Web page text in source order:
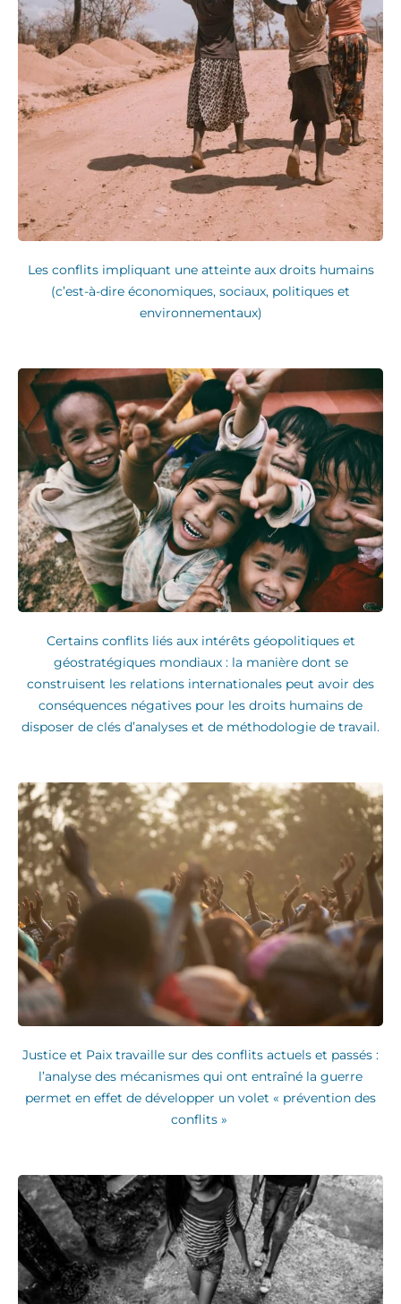
Les conflits impliquant une atteinte aux droits humains
(c’est-à-dire économiques, sociaux, politiques et
environnementaux)
Certains conflits liés aux intérêts géopolitiques et
géostratégiques mondiaux : la manière dont se
construisent les relations internationales peut avoir des
conséquences négatives pour les droits humains de
disposer de clés d’analyses et de méthodologie de travail.
Justice et Paix travaille sur des conflits actuels et passés :
l’analyse des mécanismes qui ont entraîné la guerre
permet en effet de développer un volet « prévention des
conflits »